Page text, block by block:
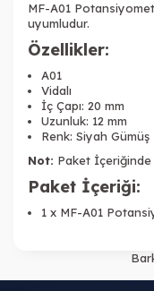
MF-A01
uyumludur.
Özellikler:
A01
Vidalı
İç Çapı: 20 mm
Uzunluk: 12 mm
Renk: Siyah Gümüş
Not: Paket İçeriğinde
Paket İçeriği:
1 x MF-A01